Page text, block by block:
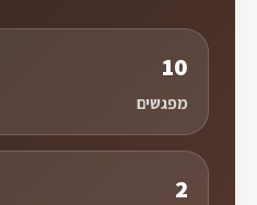
10
מפגשים
2